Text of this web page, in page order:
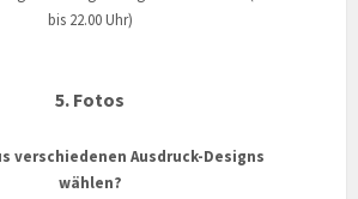
bis 22.00 Uhr)
5. Fotos
verschiedenen Ausdruck-Designs
wählen?